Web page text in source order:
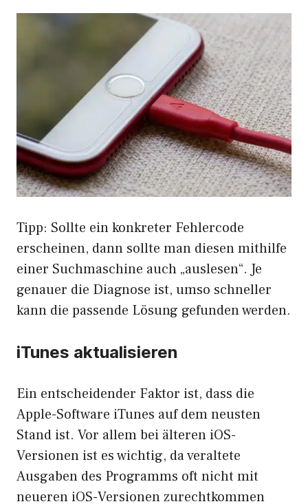
Tipp: Sollte ein konkreter Fehlercode
erscheinen, dann sollte man diesen mithilfe
einer Suchmaschine auch „auslesen“. Je
genauer die Diagnose ist, umso schneller
kann die passende Lösung gefunden werden.
iTunes aktualisieren
Ein entscheidender Faktor ist, dass die
Apple-Software iTunes auf dem neusten
Stand ist. Vor allem bei älteren iOS-
Versionen ist es wichtig, da veraltete
Ausgaben des Programms oft nicht mit
neueren iOS-Versionen zurechtkommen